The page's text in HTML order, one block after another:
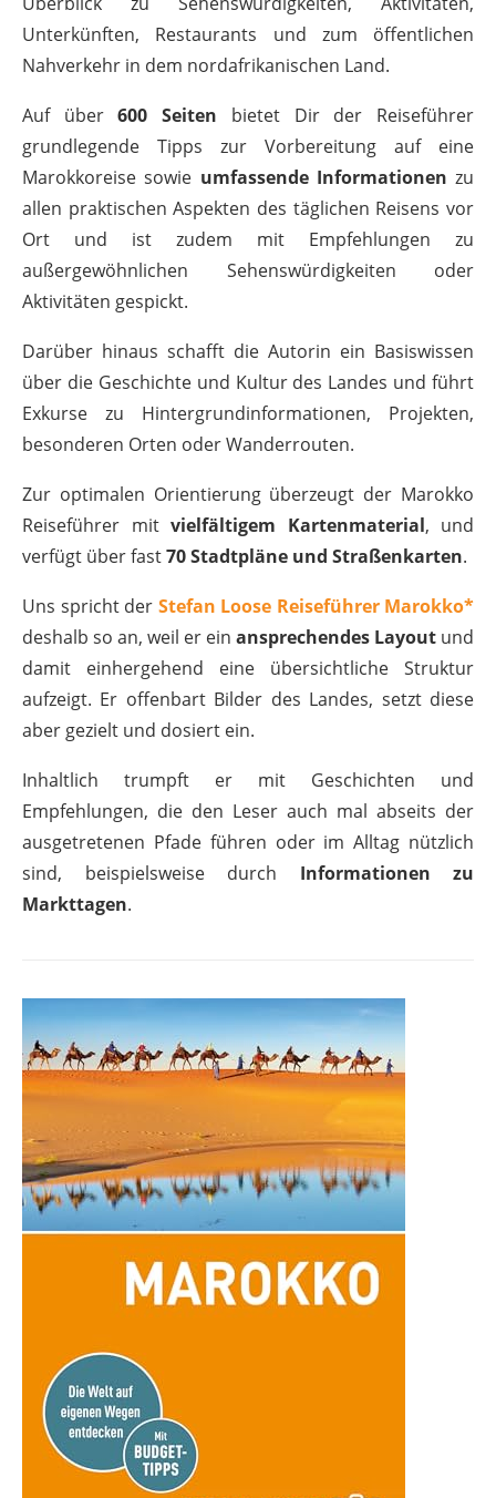
Unterkünften, Restaurants und zum öffentlichen
Nahverkehr in dem nordafrikanischen Land.
Auf über600 Seiten bietet Dir der Reiseführer
grundlegende Tipps zur Vorbereitung auf eine
Marokkoreise sowie umfassende Informationen zu
allen praktischen Aspekten des täglichen Reisens vor
Ort und ist zudem mit Empfehlungen zu
außergewöhnlichen Sehenswürdigkeiten oder
Aktivitäten gespickt.
Darüber hinaus schafft die Autorin ein Basiswissen
über die Geschichte und Kultur des Landes und führt
Exkurse zu Hintergrundinformationen, Projekten,
besonderen Orten oder Wanderrouten.
Zur optimalen Orientierung überzeugt der Marokko
Reiseführer mit vielfältigem Kartenmaterial, und
verfügt über fast70 Stadtpläne und Straßenkarten.
Uns spricht der Stefan Loose Reiseführer Marokko*
deshalb so an, weil er ein ansprechendes Layout und
damit einhergehend eine übersichtliche Struktur
aufzeigt. Er offenbart Bilder des Landes, setzt diese
aber gezielt und dosiert ein.
Inhaltlich trumpft er mit Geschichten und
Empfehlungen, die den Leser auch mal abseits der
ausgetretenen Pfade führen oder im Alltag nützlich
sind, beispielsweise durch Informationen zu
Markttagen.